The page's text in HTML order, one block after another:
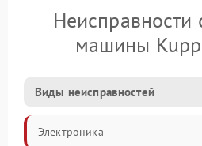
Неисправности
машины
Виды неисправностей
Электроника